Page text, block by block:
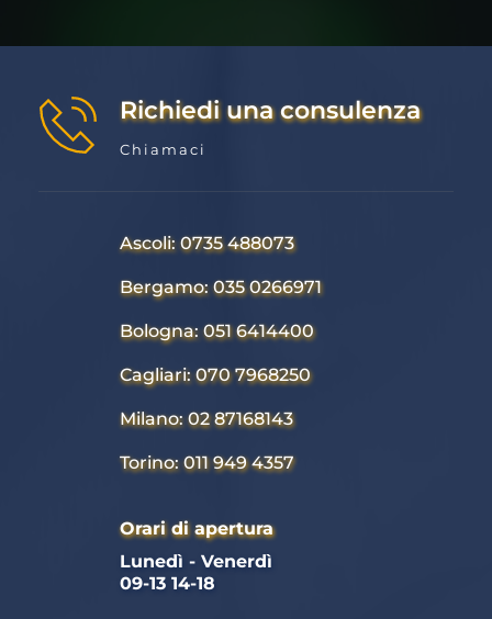
Richiedi una consulenza
Chiamaci
Ascoli: 0735 488073
Bergamo: 035 0266971
Bologna: 051 6414400
Cagliari: 070 7968250
Milano: 02 87168143
Torino: 011 949 4357
Orari di apertura
Lunedì - Venerdì
09-13 14-18